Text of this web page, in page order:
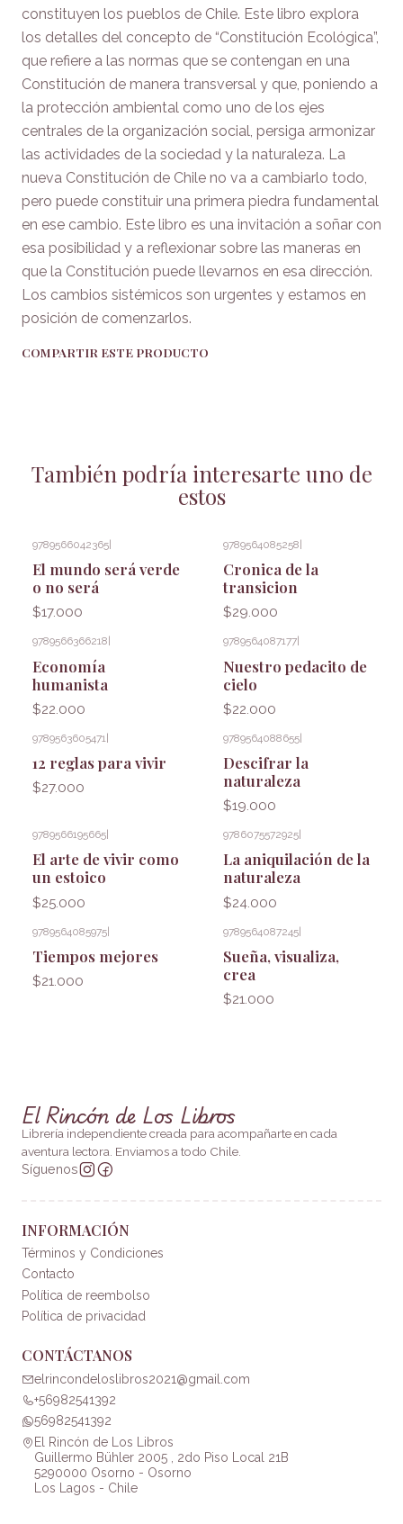
constituyen los pueblos de Chile. Este libro explora
los detalles del concepto de “Constitución Ecológica”,
que refiere a las normas que se contengan en una
Constitución de manera transversal y que, poniendo a
la protección ambiental como uno de los ejes
centrales de la organización social, persiga armonizar
las actividades de la sociedad y la naturaleza. La
nueva Constitución de Chile no va a cambiarlo todo,
pero puede constituir una primera piedra fundamental
en ese cambio. Este libro es una invitación a soñar con
esa posibilidad y a reflexionar sobre las maneras en
que la Constitución puede llevarnos en esa dirección.
Los cambios sistémicos son urgentes y estamos en
posición de comenzarlos.
COMPARTIR ESTE PRODUCTO
También podría interesarte uno de
estos
9789566042365
El mundo será verde
o no será
$17.000
9789564085258
Cronica de la
transicion
$29.000
9789566366218
Economía
humanista
$22.000
9789564087177
Nuestro pedacito de
cielo
$22.000
9789563605471 |
12 reglas para vivir
$27.000
9789564088655|
Descifrar la
naturaleza
$19.000
9789566195665
El arte de vivir como
un estoico
$25.000
9786075572925
La aniquilación de la
naturaleza
$24.000
9789564085975|
Tiempos mejores
$21.000
9789564087245|
Sueña, visualiza,
crea
$21.000
El Rincón de Los Libros
Librería independiente creada para acompañarte en cada
aventura lectora. Enviamos a todo Chile.
Síguenos
INFORMACIÓN
Términos y Condiciones
Contacto
Política de reembolso
Política de privacidad
CONTÁCTANOS
elrincondeloslibros2021@gmail.com
+56982541392
56982541392
El Rincón de Los Libros
Guillermo Bühler 2005 , 2do Piso Local 21B
5290000 Osorno - Osorno
Los Lagos - Chile